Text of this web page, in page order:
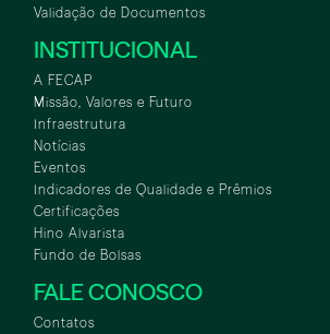
Validação de Documentos
INSTITUCIONAL
A FECAP
Missão, Valores e Futuro
Infraestrutura
Notícias
Eventos
Indicadores de Qualidade e Prêmios
Certificações
Hino Alvarista
Fundo de Bolsas
FALE CONOSCO
Contatos